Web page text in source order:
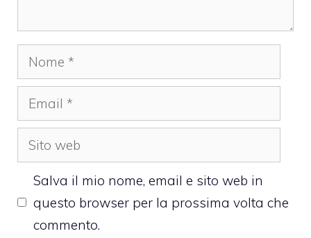
Nome
Email
Sito
web
Salva il mio nome, email e sito web in
questo browser per la prossima volta che
commento.